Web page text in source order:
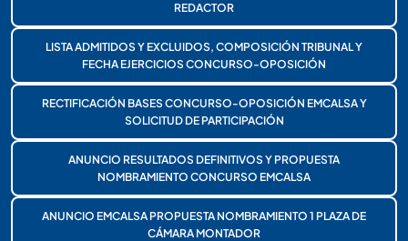
REDACTOR
LISTA ADMITIDOS Y EXCLUIDOS, COMPOSICIÓN TRIBUNAL Y
FECHA EJERCICIOS CONCURSO-OPOSICIÓN
RECTIFICACIÓN BASES CONCURSO-OPOSICIÓN EMCALSA Y
SOLICITUD DE PARTICIPACIÓN
ANUNCIO RESULTADOS DEFINITIVOS Y PROPUESTA
NOMBRAMIENTO CONCURSO EMCALSA
ANUNCIO EMCALSA PROPUESTA NOMBRAMIENTO 1 PLAZA DE
CÁMARA MONTADOR